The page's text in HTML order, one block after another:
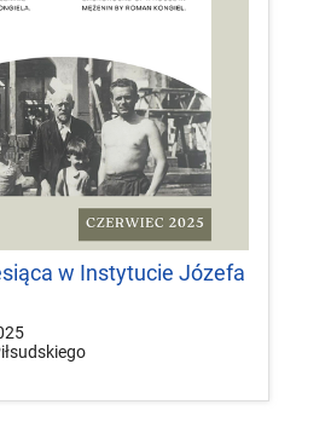
w Instytucie Józefa